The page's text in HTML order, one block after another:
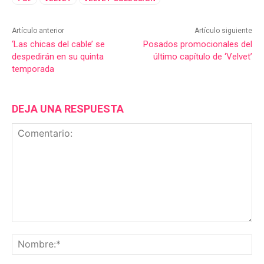
Artículo anterior
‘Las chicas del cable’ se
despedirán en su quinta
temporada
Artículo siguiente
Posados promocionales del
último capítulo de ‘Velvet’
DEJA UNA RESPUESTA